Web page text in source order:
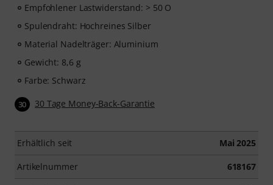
Empfohlener Lastwiderstand: > 50 O
Spulendraht: Hochreines Silber
Material Nadelträger: Aluminium
Gewicht: 8,6 g
Farbe: Schwarz
30 30 Tage Money-Back-Garantie
Erhältlich seit Mai 2025
Artikelnummer 618167